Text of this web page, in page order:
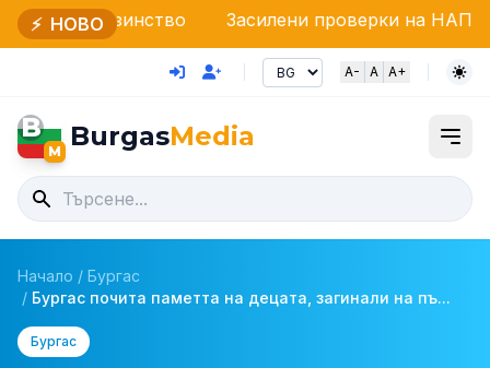
⚡ НОВО Засилени проверки на НАП и Гранична
A- A A+
B
M BurgasMedia
Начало / Бургас
/ Бургас почита паметта на децата, загинали на пъ...
Бургас